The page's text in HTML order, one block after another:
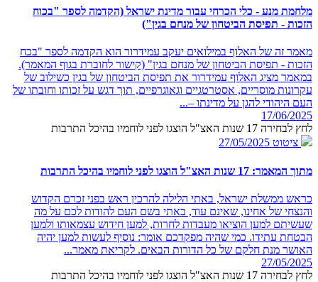
מלחמת מנע - כלי הכרחי עבור מדינת ישראל (הקדמה לספר "בכוח
הזכות - תפיסת הביטחון של מנחם בגין")
מאמר זה של האלוף במילואים יעקב עמידרור הוא הקדמה לספר "בכח
הזכות - תפיסת הביטחון של מנחם בגין" (קישור לחוברת בגוף המאמר).
במאמר מציג האלוף עמידרור את תפיסת הביטחון של בגין כשילוב של
עקרונות מוסריים, אסטרטגיים וגאוגרפיים, תוך דגש על זכותו וחובתו של
העם היהודי להגן על מדינתו –...
17/06/2025
לחץ לבחירה 17 שנות האצ"ל הוצגו לפני לוחמיו בהיכל התרבות
ציטוט 27/05/2025
מתוך המאמר: 17 שנות האצ"ל הוצגו לפני לוחמיו בהיכל התרבות
כראש ממשלת ישראל, באתי הלילה להרכין ראש בפני זכרם הקדוש
והנצחי של אחינו, שאינם עוד, באתי בשם העם להודות לכם על מה
שעשיתם למען הוציאו מעבדות לחרות, למען חידוש עצמאותו ולמען
הבטחת עתידו. כמי שהיה מפקדכם אומר: נוסיף לעשות למען יהיה
האושר מנת חלקם של כל הדורות הבאים. לקריאת מאמר...
27/05/2025
לחץ לבחירה 17 שנות האצ"ל הוצגו לפני לוחמיו בהיכל התרבות